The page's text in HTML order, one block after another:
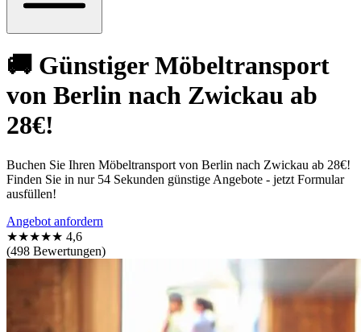
🚚 Günstiger Möbeltransport
von Berlin nach Zwickau ab
28€!
Buchen Sie Ihren Möbeltransport von Berlin nach Zwickau ab 28€!
Finden Sie in nur 54 Sekunden günstige Angebote - jetzt Formular
ausfüllen!
Angebot anfordern
★★★★★ 4,6
(498 Bewertungen)